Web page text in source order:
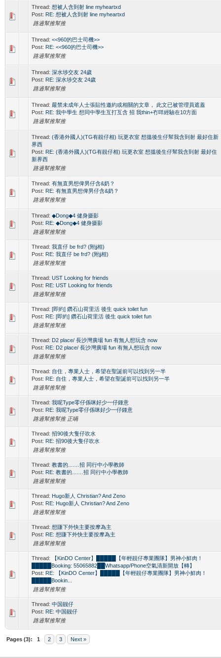
Thread: 想被人含到射 line myheartxd
Post: RE: 想被人含到射 line myheartxd
路過幫推幫推
Thread: <<960的巴士司機>>
Post: RE: <<960的巴士司機>>
路過幫推幫推
Thread: 深水埗交友 24歲
Post: RE: 深水埗交友 24歲
路過幫推幫推
Thread: 嚴禁未成年人士張貼性邀約或相關的文章， 此文已被管理員遮蓋
Post: RE: 我中學生 想同中學生互打互含 招 我thin+冇咩經驗在10方面
路過幫推幫推
Thread: (香港外國人)(TG有靚仔相) 玩更衣室 想搵後生仔幫我含到射 最好住新
界西
Post: RE: (香港外國人)(TG有靚仔相) 玩更衣室 想搵後生仔幫我含到射 最好住
新界西
路過幫推幫推
Thread: 有無直男想俾男仔含&奶？
Post: RE: 有無直男想俾男仔含&奶？
路過幫推幫推
Thread: ◆Dong◆4 健身摄影
Post: RE: ◆Dong◆4 健身摄影
路過幫推幫推
Thread: 我直仔 be frd? (附jj相)
Post: RE: 我直仔 be frd? (附jj相)
路過幫推幫推
Thread: UST Looking for friends
Post: RE: UST Looking for friends
路過幫推幫推
Thread: [即約] 鑽石山荷里活 後生 quick toilet fun
Post: RE: [即約] 鑽石山荷里活 後生 quick toilet fun
路過幫推幫推
Thread: D2 place/ 長沙灣廣場 fun 有無人想玩含 now
Post: RE: D2 place/ 長沙灣廣場 fun 有無人想玩含 now
路過幫推幫推
Thread: 自住，專業人士，希望在聖誕前可以找到另一半
Post: RE: 自住，專業人士，希望在聖誕前可以找到另一半
路過幫推幫推
Thread: 我呢Type零仔係咪好少一仔鍾意
Post: RE: 我呢Type零仔係咪好少一仔鍾意
路過幫推幫推 正喎
Thread: 招90後大隻仔吹水
Post: RE: 招90後大隻仔吹水
路過幫推幫推
Thread: 教書的....…招 同行中小學教師
Post: RE: 教書的....…招 同行中小學教師
路過幫推幫推
Thread: Hugo新人 Christian? And Zeno
Post: RE: Hugo新人 Christian? And Zeno
路過幫推幫推
Thread: 想賺下外快主要按摩為主
Post: RE: 想賺下外快主要按摩為主
路過幫推幫推
Thread:
【KinDO Center】█████【年輕靚仔專業團隊】男神小鮮肉！
█████Booking: 55065882██Whatsapp/Phone空氣清新開放【轉】
Post: RE: 【KinDO Center】█████【年輕靚仔專業團隊】男神小鮮肉！
█████Bookin...
路過幫推幫推
Thread: 中国靓仔
Post: RE: 中国靓仔
路過幫推幫推
Pages (3): 1 2 3 Next »